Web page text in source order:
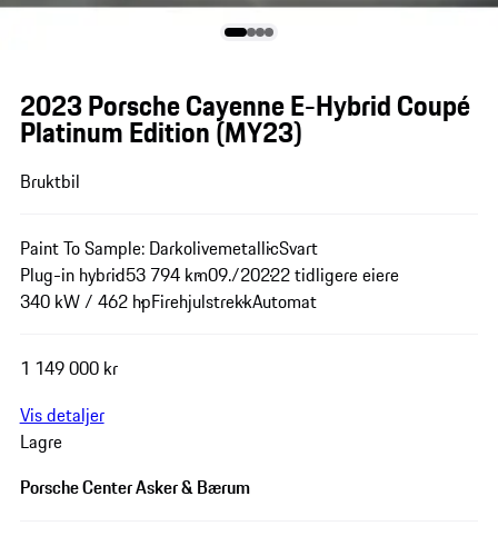
2023 Porsche Cayenne E-Hybrid Coupé
Platinum Edition (MY23)
Bruktbil
Paint To Sample: DarkolivemetallicSvart
Plug-in hybrid53 794 km09./20222 tidligere eiere
340 kW / 462 hpFirehjulstrekkAutomat
1 149 000 kr
Vis detaljer
Lagre
Porsche Center Asker & Bærum